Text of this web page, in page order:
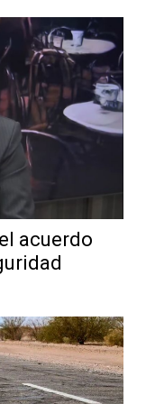
acuerdo